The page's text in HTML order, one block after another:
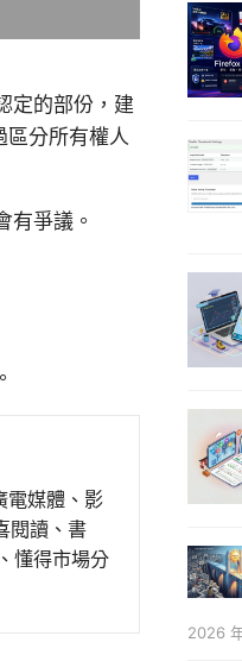
定的部份，建
分所有權人
有爭議。
電媒體、影
閱讀、書
懂得市場分
2026